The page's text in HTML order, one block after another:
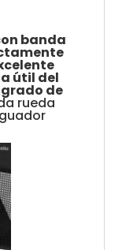
banda
útil del
de
rueda